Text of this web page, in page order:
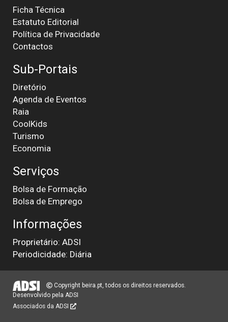
Ficha Técnica
Estatuto Editorial
Política de Privacidade
Contactos
Sub-Portais
Diretório
Agenda de Eventos
Raia
CoolKids
Turismo
Economia
Serviços
Bolsa de Formação
Bolsa de Emprego
Informações
Proprietário: ADSI
Periodicidade: Diária
Copyright beira.pt, todos os direitos reservados.
Desenvolvido pela ADSI
Associados da ADSI